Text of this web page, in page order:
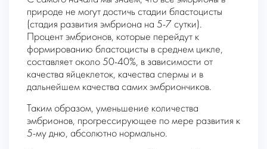
природе не могут достичь стадии бластоцисты
(стадия развития эмбриона на 5-7 сутки).
Процент эмбрионов, которые перейдут к
формированию бластоцисты в среднем цикле,
составляет около 50-40%, в зависимости от
качества яйцеклеток, качества спермы и в
дальнейшем качества самих эмбриончиков.
Таким образом, уменьшение количества
эмбрионов, прогрессирующее по мере развития к
5-му дню, абсолютно нормально.